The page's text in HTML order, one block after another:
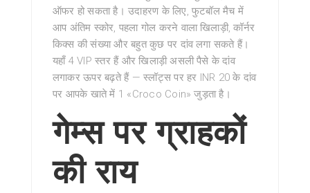
ऑफर हो सकता है। उदाहरण के लिए, फुटबॉल मैच में
आप अंतिम स्कोर, पहला गोल करने वाला खिलाड़ी, कॉर्नर
किक्स की संख्या और बहुत कुछ पर दांव लगा सकते हैं।
यहाँ 4 VIP स्तर हैं और खिलाड़ी असली पैसे के दांव
लगाकर ऊपर बढ़ते हैं — स्लॉट्स पर हर INR 20 के दांव
पर आपके खाते में 1 «Croco Coin» जुड़ता है।
गेम्स पर ग्राहकों
की राय